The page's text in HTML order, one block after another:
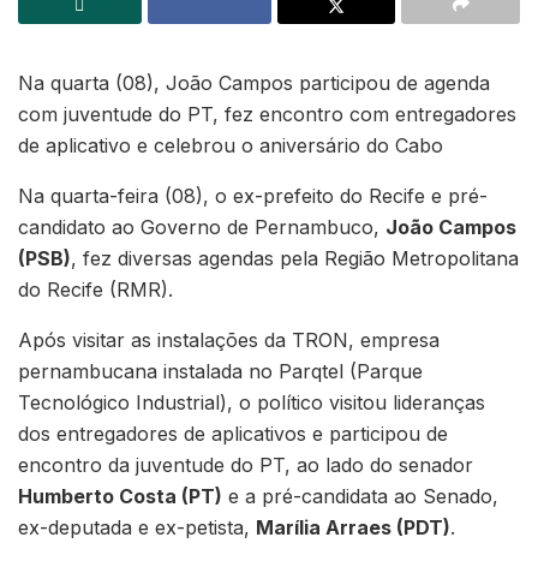
Na quarta (08), João Campos participou de agenda
com juventude do PT, fez encontro com entregadores
de aplicativo e celebrou o aniversário do Cabo
Na quarta-feira (08), o ex-prefeito do Recife e pré-
candidato ao Governo de Pernambuco, João Campos
(PSB), fez diversas agendas pela Região Metropolitana
do Recife (RMR).
Após visitar as instalações da TRON, empresa
pernambucana instalada no Parqtel (Parque
Tecnológico Industrial), o político visitou lideranças
dos entregadores de aplicativos e participou de
encontro da juventude do PT, ao lado do senador
Humberto Costa (PT) e a pré-candidata ao Senado,
ex-deputada e ex-petista, Marília Arraes (PDT).